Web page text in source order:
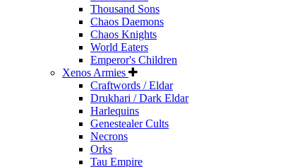
Thousand Sons
Chaos Daemons
Chaos Knights
World Eaters
Emperor's Children
Xenos Armies
Craftwords / Eldar
Drukhari / Dark Eldar
Harlequins
Genestealer Cults
Necrons
Orks
Tau Empire